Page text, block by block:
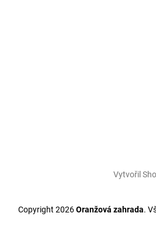
Vytvořil
Copyright 2026Oranžová zahrada.